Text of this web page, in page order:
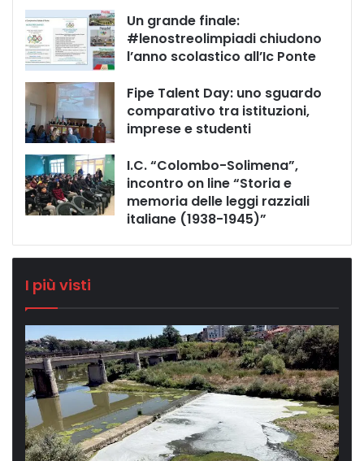
Un grande finale:
#lenostreolimpiadi chiudono
l’anno scolastico all’Ic Ponte
Fipe Talent Day: uno sguardo
comparativo tra istituzioni,
imprese e studenti
I.C. “Colombo-Solimena”,
incontro on line “Storia e
memoria delle leggi razziali
italiane (1938-1945)”
I più visti